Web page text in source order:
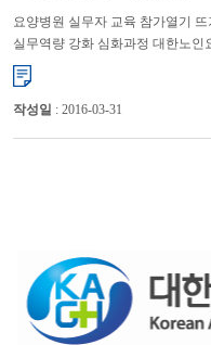
요양병원 실무자 교육 참가열기
실무역량 강화 심화과정 대한노인
실무자들의 직무능력 향상을 통해
작성일 : 2016-03-31